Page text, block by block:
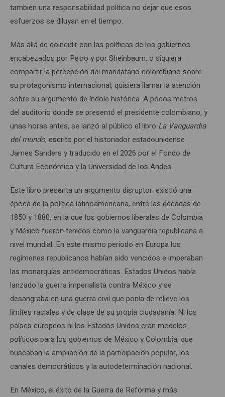
también una responsabilidad política no dejar que esos
esfuerzos se diluyan en el tiempo.
Más allá de coincidir con las políticas de los gobiernos
encabezados por Petro y por Sheinbaum, o siquiera
compartir la percepción del mandatario colombiano sobre
su protagonismo internacional, quisiera llamar la atención
sobre su argumento de índole histórica. A pocos metros
del auditorio donde se presentó el presidente colombiano, y
unas horas antes, se lanzó al público el libro La Vanguardia
del mundo, escrito por el historiador estadounidense
James Sanders y traducido en el 2026 por el Fondo de
Cultura Económica y la Universidad de los Andes.
Este libro presenta un argumento disruptor: existió una
época de la política latinoamericana, entre las décadas de
1850 y 1880, en la que los gobiernos liberales de Colombia
y México fueron tenidos como la vanguardia republicana a
nivel mundial. En este mismo periodo en Europa los
regímenes republicanos habían sido vencidos e imperaban
las monarquías antidemocráticas. Estados Unidos había
lanzado la guerra imperialista contra México y se
desangraba en una guerra civil que ponía de relieve los
límites raciales y de clase de su propia ciudadanía. Ni los
países europeos ni los Estados Unidos eran modelos
políticos para los gobiernos de México y Colombia, que
buscaban la ampliación de la participación popular, los
canales democráticos y la autodeterminación nacional.
En México, el éxito de la Guerra de Reforma y más